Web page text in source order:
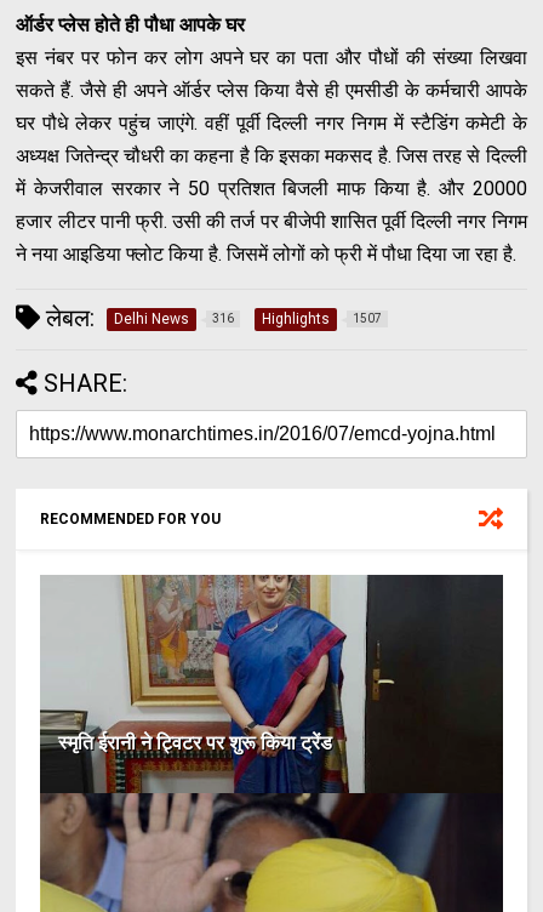
ऑर्डर प्लेस होते ही पौधा आपके घर
इस नंबर पर फोन कर लोग अपने घर का पता और पौधों की संख्या लिखवा
सकते हैं. जैसे ही अपने ऑर्डर प्लेस किया वैसे ही एमसीडी के कर्मचारी आपके
घर पौधे लेकर पहुंच जाएंगे. वहीं पूर्वी दिल्ली नगर निगम में स्टैडिंग कमेटी के
अध्यक्ष जितेन्द्र चौधरी का कहना है कि इसका मकसद है. जिस तरह से दिल्ली
में केजरीवाल सरकार ने 50 प्रतिशत बिजली माफ किया है. और 20000
हजार लीटर पानी फ्री. उसी की तर्ज पर बीजेपी शासित पूर्वी दिल्ली नगर निगम
ने नया आइडिया फ्लोट किया है. जिसमें लोगों को फ्री में पौधा दिया जा रहा है.
लेबल: Delhi News 316 Highlights 1507
SHARE:
RECOMMENDED FOR YOU
स्मृति ईरानी ने ट्विटर पर शुरू किया ट्रेंड